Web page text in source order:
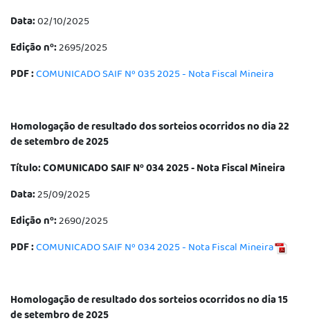
Data:02/10/2025
Edição nº:2695/2025
PDF :COMUNICADO SAIF Nº 035 2025 - Nota Fiscal Mineira
Homologação de resultado dos sorteios ocorridos no dia 22
de setembro de 2025
Título: COMUNICADO SAIF Nº 034 2025 - Nota Fiscal Mineira
Data:25/09/2025
Edição nº:2690/2025
PDF :COMUNICADO SAIF Nº 034 2025 - Nota Fiscal Mineira
Homologação de resultado dos sorteios ocorridos no dia 15
de setembro de 2025